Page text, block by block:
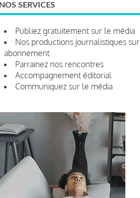
NOS SERVICES
Publiez gratuitement sur le média
Nos productions journalistiques sur
abonnement
Parrainez nos rencontres
Accompagnement éditorial
Communiquez sur le média